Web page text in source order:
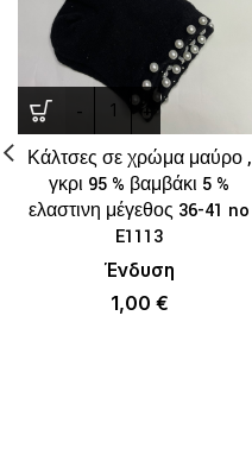
Κάλτσες σε χρώμα μαύρο ,
γκρι 95 % βαμβάκι 5 %
ελαστινη μέγεθος 36-41 no
E1113
Ένδυση
1,00 €